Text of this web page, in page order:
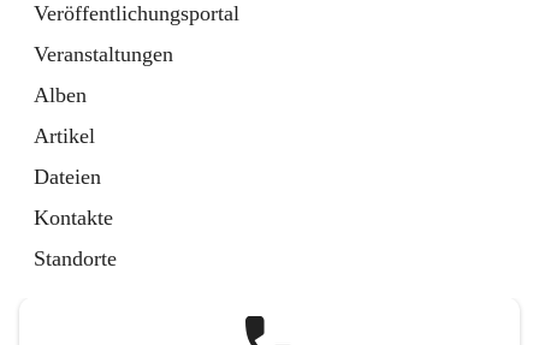
Veröffentlichungsportal
Veranstaltungen
Alben
Artikel
Dateien
Kontakte
Standorte